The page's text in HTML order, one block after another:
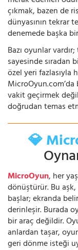
çıkmak, bazen de
dünyasının tekrar
denemede başka
Bazı oyunlar
sayesinde sıradan
özel yeri fazlasıyla
vakit geçirmek
doğrudan temas
💎
MicroOyun, her
dönüştürür. Bu
başlar; ekranda
derinleşir. Burada
bir araç değildir.
anlardan taşar,
geri dönme isteği